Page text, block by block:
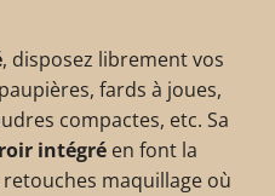
, disposez librement vos
fards à joues,
compactes, etc. Sa
intégré en font la
maquillage où